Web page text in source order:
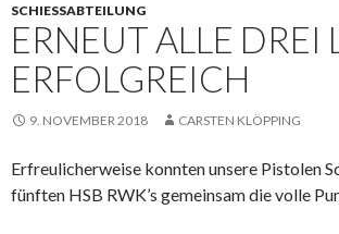
SCHIESSABTEILUNG
ERNEUT ALLE DREI
ERFOLGREICH
9. NOVEMBER 2018 CARSTEN KLÖPPING
Erfreulicherweise konnten unsere Pistolen
fünften HSB RWK’s gemeinsam die volle